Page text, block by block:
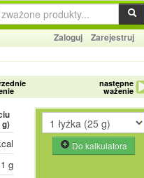
Zaloguj
Zarejestruj
następne
ważenie
g)
g
Do kalkulatora